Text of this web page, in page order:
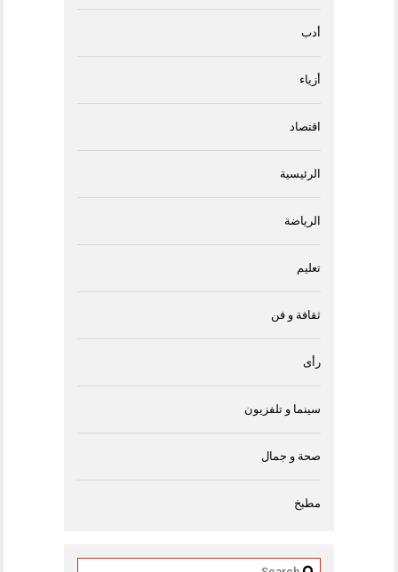
أدب
أزياء
اقتصاد
الرئيسية
الرياضة
تعليم
ثقافة و فن
رأى
سينما و تلفزيون
صحة و جمال
مطبخ